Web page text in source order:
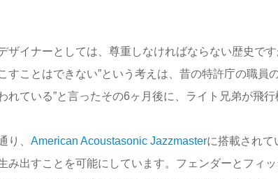
ザイナーとしては、尊重しなければならない歴史で
すことはできない”という考えは、昔の特許庁の職員
れている”と言ったその6ヶ月後に、ライト兄弟が飛行
り、 American Acoustasonic Jazzmasterに搭載されて
み出すことを可能にしています。フェンダーとフィ